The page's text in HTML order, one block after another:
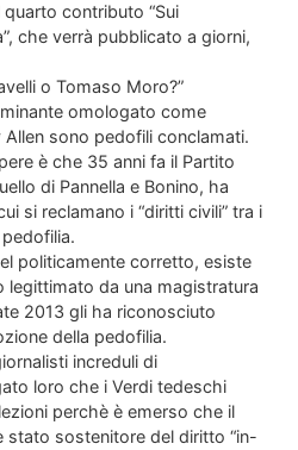
contributo “Sui
che verrà pubblicato a giorni,
o Tomaso Moro?”
omologato come
sono pedofili conclamati.
è che 35 anni fa il Partito
di Pannella e Bonino, ha
si reclamano i “diritti civili” tra i
pedofilia.
politicamente corretto, esiste
legittimato da una magistratura
2013 gli ha riconosciuto
della pedofilia.
increduli di
loro che i Verdi tedeschi
perchè è emerso che il
stato sostenitore del diritto “in-